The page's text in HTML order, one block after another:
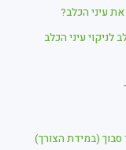
עיני הכלב?
עיני הכלב